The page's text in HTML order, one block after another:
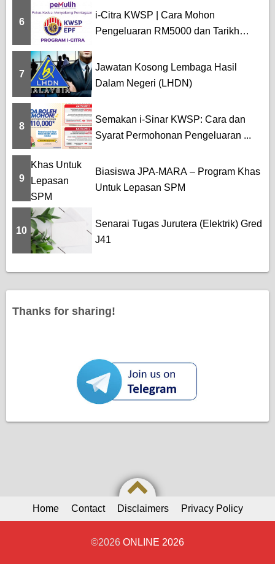
6
i-Citra KWSP | Cara Mohon
Pengeluaran RM5000 dan Tarikh
7
Jawatan Kosong Lembaga Hasil
Dalam Negeri (LHDN)
8
Semakan i-Sinar KWSP: Cara dan
Syarat Permohonan Pengeluaran ...
9
Biasiswa JPA-MARA – Program Khas
Untuk Lepasan SPM
10
Senarai Tugas Jurutera (Elektrik) Gred
J41
Thanks for sharing!
Home Contact Disclaimers Privacy Policy
©2026 ONLINE 2026